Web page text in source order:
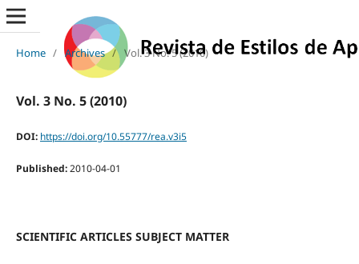
Home / Archives / Vol. 3 No. 5 (2010)
Vol. 3 No. 5 (2010)
DOI: https://doi.org/10.55777/rea.v3i5
Published:2010-04-01
SCIENTIFIC ARTICLES SUBJECT MATTER